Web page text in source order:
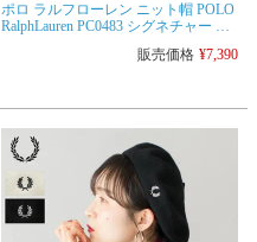
ポロ ラルフローレン ニット帽 POLO
RalphLauren PC0483 シグネチャー カ
販売価格 ¥7,390